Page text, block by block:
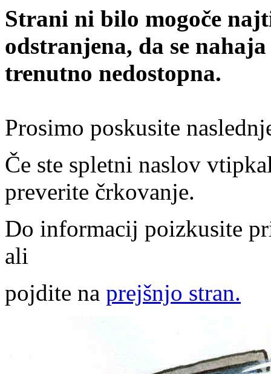
Strani ni bilo mogoče
odstranjena, da se
trenutno nedostopna.
Prosimo poskusite
Če ste spletni naslov
preverite črkovanje.
Do informacij poizkusite
ali
pojdite na prejšnjo stran.